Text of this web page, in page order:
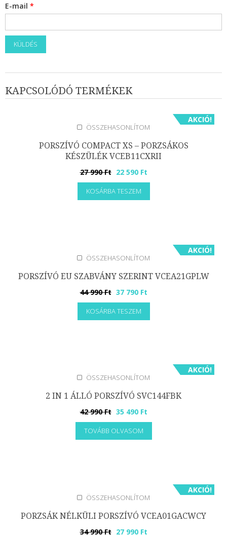
E-mail *
KAPCSOLÓDÓ TERMÉKEK
AKCIÓ!
ÖSSZEHASONLÍTOM
PORSZÍVÓ COMPACT XS – PORZSÁKOS
KÉSZÜLÉK VCEB11CXRII
27 990Ft Original
price
was:
27
22 590 FtCurrent
price
22
KOSÁRBA TESZEM
AKCIÓ!
ÖSSZEHASONLÍTOM
PORSZÍVÓ EU SZABVÁNY SZERINT VCEA21GPLW
44 990Ft Original
price
was:
44
37 790 FtCurrent
price
37
KOSÁRBA TESZEM
AKCIÓ!
ÖSSZEHASONLÍTOM
2 IN 1 ÁLLÓ PORSZÍVÓ SVC144FBK
42 990Ft Original
price
was:
35 490 FtCurrent
price
TOVÁBB OLVASOM
AKCIÓ!
ÖSSZEHASONLÍTOM
PORZSÁK NÉLKÜLI PORSZÍVÓ VCEA01GACWCY
34 990Ft Original
27 990 FtCurrent